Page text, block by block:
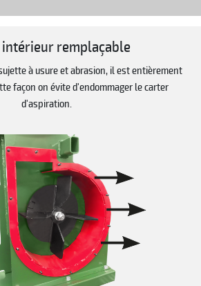
remplaçable
à usure et abrasion, il est entièrement
façon on évite d'endommager le carter
d'aspiration.